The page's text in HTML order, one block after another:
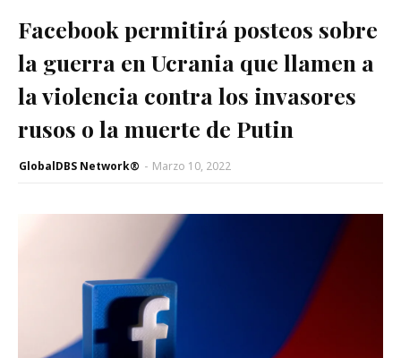
Facebook permitirá posteos sobre
la guerra en Ucrania que llamen a
la violencia contra los invasores
rusos o la muerte de Putin
GlobalDBS Network® - Marzo 10, 2022